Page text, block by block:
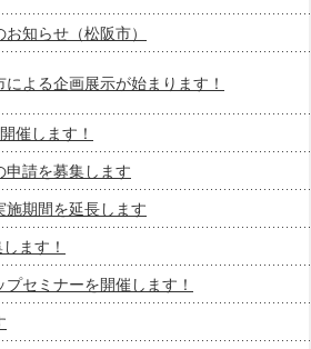
知らせ（松阪市）
よる企画展示が始まります！
催します！
請を募集します
期間を延長します
ます！
セミナーを開催します！